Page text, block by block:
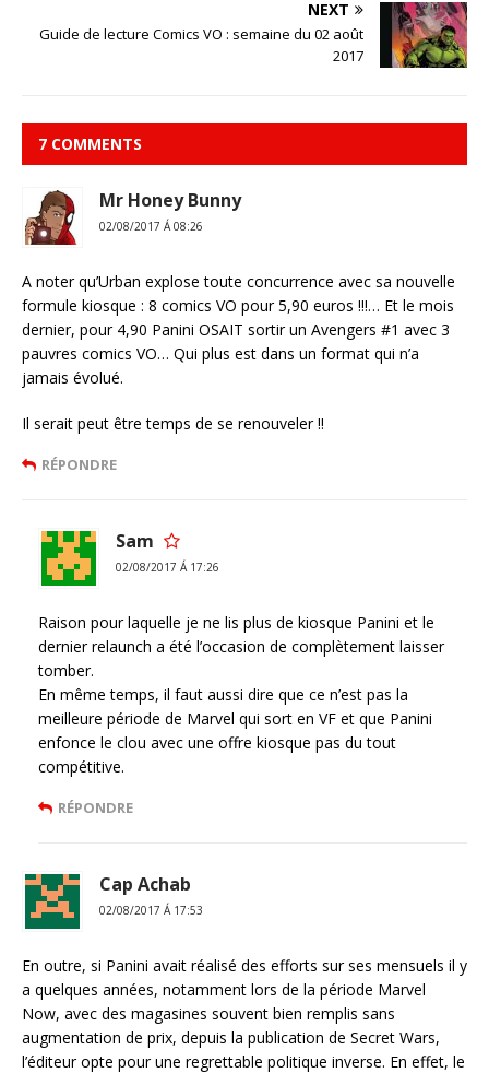
NEXT
Guide de lecture Comics VO : semaine du 02 août
2017
7 COMMENTS
Mr Honey Bunny
02/08/2017 Á 08:26
A noter qu’Urban explose toute concurrence avec sa nouvelle
formule kiosque : 8 comics VO pour 5,90 euros !!!… Et le mois
dernier, pour 4,90 Panini OSAIT sortir un Avengers #1 avec 3
pauvres comics VO… Qui plus est dans un format qui n’a
jamais évolué.
Il serait peut être temps de se renouveler !!
RÉPONDRE
Sam
02/08/2017 Á 17:26
Raison pour laquelle je ne lis plus de kiosque Panini et le
dernier relaunch a été l’occasion de complètement laisser
tomber.
En même temps, il faut aussi dire que ce n’est pas la
meilleure période de Marvel qui sort en VF et que Panini
enfonce le clou avec une offre kiosque pas du tout
compétitive.
RÉPONDRE
Cap Achab
02/08/2017 Á 17:53
En outre, si Panini avait réalisé des efforts sur ses mensuels il y
a quelques années, notamment lors de la période Marvel
Now, avec des magasines souvent bien remplis sans
augmentation de prix, depuis la publication de Secret Wars,
l’éditeur opte pour une regrettable politique inverse. En effet, le